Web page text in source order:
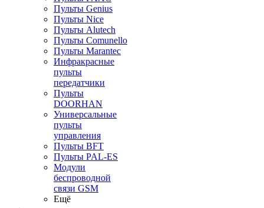
Пульты Genius
Пульты Nice
Пульты Alutech
Пульты Сomunello
Пульты Marantec
Инфракрасные
пульты
передатчики
Пульты
DOORHAN
Универсальные
пульты
управления
Пульты BFT
Пульты PAL-ES
Модули
беспроводной
связи GSM
Ещё